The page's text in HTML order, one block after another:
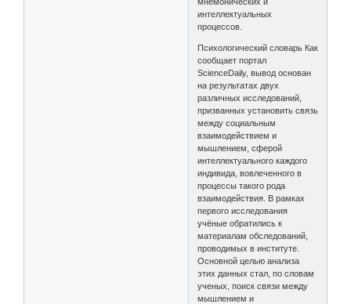
интеллектуальных
процессов.
Психологический словарь Как
сообщает портал
ScienceDaily, вывод основан
на результатах двух
различных исследований,
призванных установить связь
между социальным
взаимодействием и
мышлением, сферой
интеллектуального каждого
индивида, вовлеченного в
процессы такого рода
взаимодействия. В рамках
первого исследования
учёные обратились к
материалам обследований,
проводимых в институте.
Основной целью анализа
этих данных стал, по словам
ученых, поиск связи между
мышлением и